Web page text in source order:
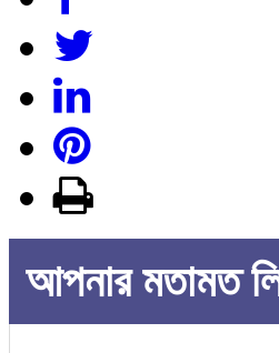
আপনার মতামত